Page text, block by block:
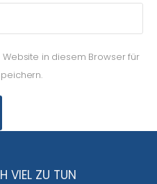
in diesem Browser für
VIEL ZU TUN